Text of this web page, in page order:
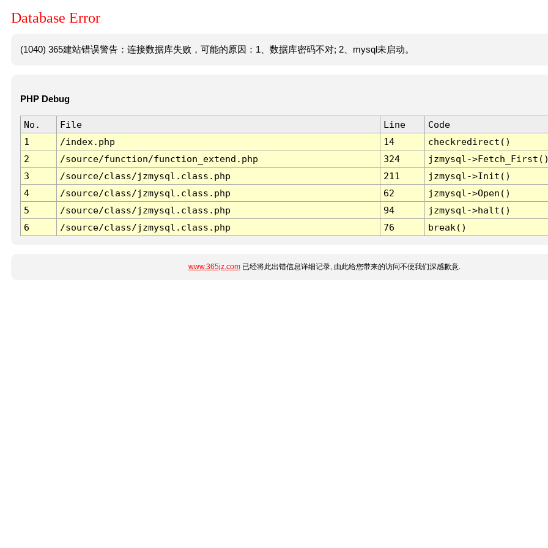
Database Error
(1040) 365建站错误警告：连接数据库失败，可能的原因：1、数据库密码不对; 2、mysql未启动。
PHP Debug
No. File Line
Code
1
/index.php 14
checkredirect()
2
/source/function/function_extend.php 324
jzmysql-
3
/source/class/jzmysql.class.php 211
jzmysql->Init()
4
/source/class/jzmysql.class.php 62
jzmysql->Open()
5
/source/class/jzmysql.class.php 94
jzmysql->halt()
6
/source/class/jzmysql.class.php 76 break()
www.365jz.com已经将此出错信息详细记录, 由此给您带来的访问不便我们深感歉意.